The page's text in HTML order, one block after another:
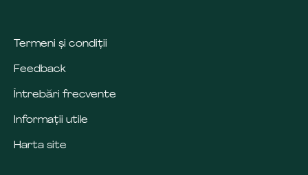
Termeni și condiții
Feedback
Întrebări frecvente
Informații utile
Harta site